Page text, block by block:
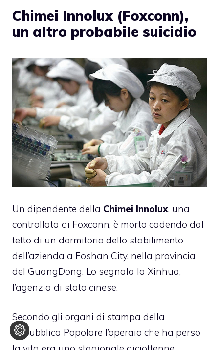
Chimei Innolux (Foxconn),
un altro probabile suicidio
Un dipendente della Chimei Innolux, una
controllata di Foxconn, è morto cadendo dal
tetto di un dormitorio dello stabilimento
dell’azienda a Foshan City, nella provincia
del GuangDong. Lo segnala la Xinhua,
l’agenzia di stato cinese.
Secondo gli organi di stampa della
Repubblica Popolare l’operaio che ha perso